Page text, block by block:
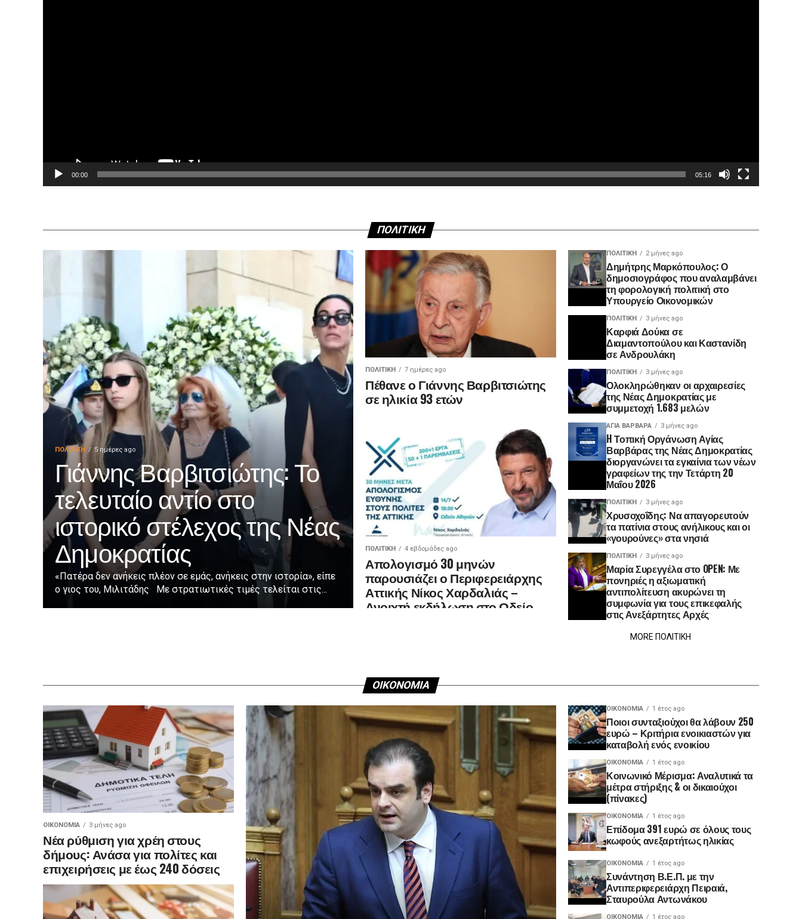
00:00 05:16
ΠΟΛΙΤΙΚΗ
ΠΟΛΙΤΙΚΉ 5 ημέρες ago
Γιάννης Βαρβιτσιώτης: Το
τελευταίο αντίο στο
ιστορικό στέλεχος της Νέας
Δημοκρατίας
«Πατέρα δεν ανήκεις πλέον σε εμάς, ανήκεις στην ιστορία», είπε
ο γιος του, Μιλιτάδης Με στρατιωτικές τιμές τελείται στις...
ΠΟΛΙΤΙΚΉ 7 ημέρες ago
Πέθανε ο Γιάννης Βαρβιτσιώτης
σε ηλικία 93 ετών
ΠΟΛΙΤΙΚΉ 4 εβδομάδες ago
Απολογισμό 30 μηνών
παρουσιάζει ο Περιφερειάρχης
Αττικής Νίκος Χαρδαλιάς –
Ανοιχτή εκδήλωση στο Ωδείο
ΠΟΛΙΤΙΚΉ 2 μήνες ago
Δημήτρης Μαρκόπουλος: Ο
δημοσιογράφος που αναλαμβάνει
τη φορολογική πολιτική στο
Υπουργείο Οικονομικών
ΠΟΛΙΤΙΚΉ 3 μήνες ago
Καρφιά Δούκα σε
Διαμαντοπούλου και Καστανίδη
σε Ανδρουλάκη
ΠΟΛΙΤΙΚΉ 3 μήνες ago
Ολοκληρώθηκαν οι αρχαιρεσίες
της Νέας Δημοκρατίας με
συμμετοχή 1.683 μελών
ΑΓΙΑ ΒΑΡΒΑΡΑ 3 μήνες ago
H Τοπική Οργάνωση Αγίας
Βαρβάρας της Νέας Δημοκρατίας
διοργανώνει τα εγκαίνια των νέων
γραφείων της την Τετάρτη 20
Μαΐου 2026
ΠΟΛΙΤΙΚΉ 3 μήνες ago
Χρυσοχοΐδης: Να απαγορευτούν
τα πατίνια στους ανήλικους και οι
«γουρούνες» στα νησιά
ΠΟΛΙΤΙΚΉ 3 μήνες ago
Μαρία Συρεγγέλα στο OPEN: Με
πονηριές η αξιωματική
αντιπολίτευση ακυρώνει τη
συμφωνία για τους επικεφαλής
στις Ανεξάρτητες Αρχές
MORE ΠΟΛΙΤΙΚΗ
ΟΙΚΟΝΟΜΙΑ
ΟΙΚΟΝΟΜΊΑ 3 μήνες ago
Νέα ρύθμιση για χρέη στους
δήμους: Ανάσα για πολίτες και
επιχειρήσεις με έως 240 δόσεις
ΟΙΚΟΝΟΜΊΑ 1 έτος ago
Ποιοι συνταξιούχοι θα λάβουν 250
ευρώ – Κριτήρια ενοικιαστών για
καταβολή ενός ενοικίου
ΟΙΚΟΝΟΜΊΑ 1 έτος ago
Κοινωνικό Μέρισμα: Αναλυτικά τα
μέτρα στήριξης & οι δικαιούχοι
(πίνακες)
ΟΙΚΟΝΟΜΊΑ 1 έτος ago
Επίδομα 391 ευρώ σε όλους τους
κωφούς ανεξαρτήτως ηλικίας
ΟΙΚΟΝΟΜΊΑ 1 έτος ago
Συνάντηση Β.Ε.Π. με την
Αντιπεριφερειάρχη Πειραιά,
Σταυρούλα Αντωνάκου
ΟΙΚΟΝΟΜΊΑ 1 έτος ago